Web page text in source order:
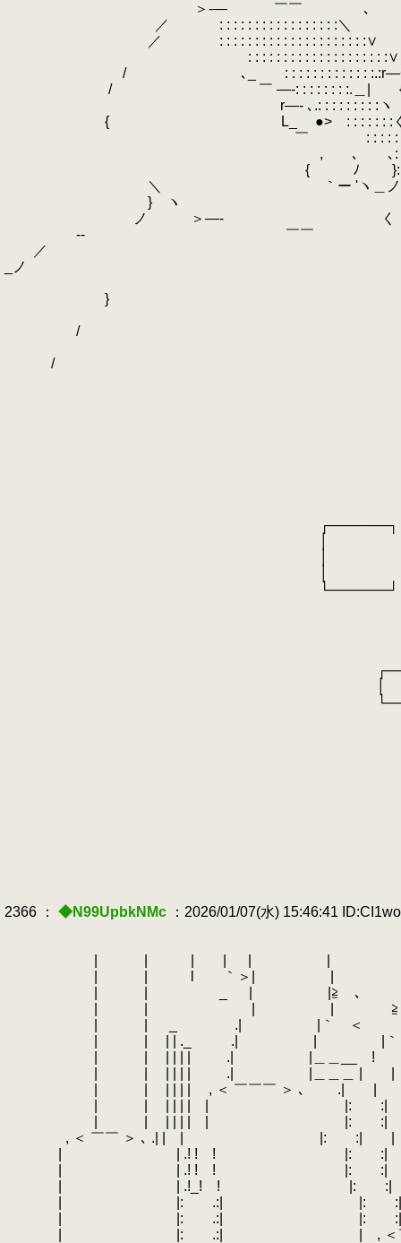
＞-― ￣￣ ､
／
: : : : : : : : : : : : : : : : :＼
／ : : : : : : : : : : : : : : : : : : : : :∨
: : : : : : : : : : : : : : : : : : : :∨ ,
/ ､_ : : : : : : : : : : : : :.:r―<⌒
/ ￣ ―-: : : : : : : :.＿| { ､ ｢ ＼_
r―- ､.: : : : : : : : :ヽ }
{ L_ ●> : : : : : : :く￣｀ヽ_>､ﾉ
￣ : : : : : : :
, ､ ､: : : :「＞
{ ﾉ }: : :
＼ ｀ー 'ヽ
} ヽ ／
ノ ＞―-
-‐ ￣
_
}
/
/
┌──────┐
└──────┘
2366 ： ◆N99UpbkNMc ：2026/01/07(水) 15:46:41
| | l ｀＞| | ./ /
| | ゝ _ | |≧ ､
| | | | ≧ ､ .| |＿＿＿
| | _ .| |｀ ＜ ≧|
| | | | ._ .| |
|
| | | | | | .| |＿＿__ ! ! /
| | | | | | .| |＿＿＿ |
| | | | | | , ＜ ￣￣￣ ＞ ､ .| |
| | | | | | | |: :| |
| | | | | | | |: :| |
, ＜ ￣￣ ＞ ､ .| | | |: :| |
| | .! ! ! |: :| |
| | .! ! ! |: :| | 〃
| | .!_! ! |: :| |
| |: .:| |: :| | 、:
| |: .:| |: :|
| |: .:| | , ＜￣